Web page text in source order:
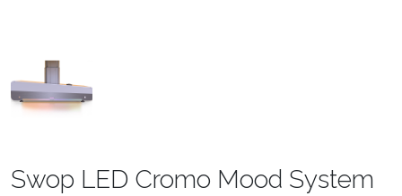
Swop LED Cromo Mood System